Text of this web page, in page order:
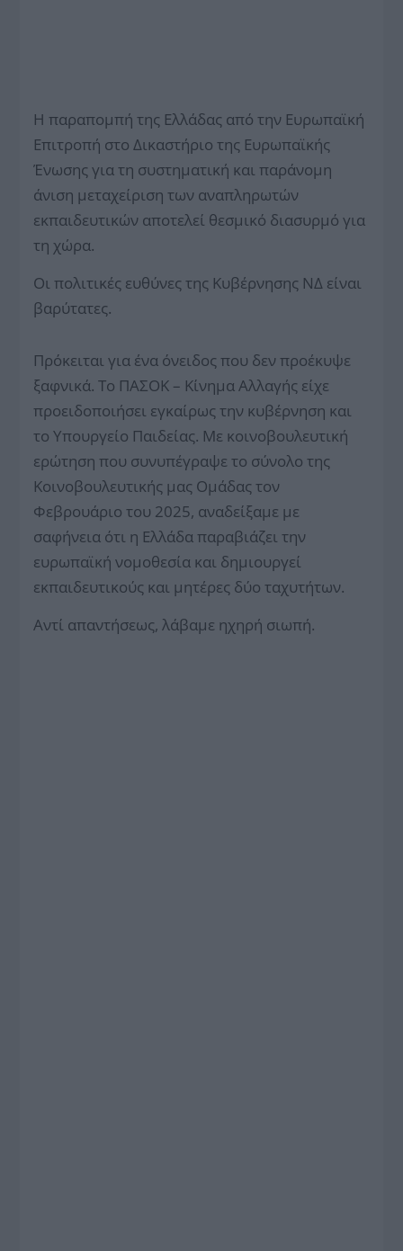
Η παραπομπή της Ελλάδας από την Ευρωπαϊκή
Επιτροπή στο Δικαστήριο της Ευρωπαϊκής
Ένωσης για τη συστηματική και παράνομη
άνιση μεταχείριση των αναπληρωτών
εκπαιδευτικών αποτελεί θεσμικό διασυρμό για
τη χώρα.
Οι πολιτικές ευθύνες της Κυβέρνησης ΝΔ είναι
βαρύτατες.
Πρόκειται για ένα όνειδος που δεν προέκυψε
ξαφνικά. Το ΠΑΣΟΚ – Κίνημα Αλλαγής είχε
προειδοποιήσει εγκαίρως την κυβέρνηση και
το Υπουργείο Παιδείας. Με κοινοβουλευτική
ερώτηση που συνυπέγραψε το σύνολο της
Κοινοβουλευτικής μας Ομάδας τον
Φεβρουάριο του 2025, αναδείξαμε με
σαφήνεια ότι η Ελλάδα παραβιάζει την
ευρωπαϊκή νομοθεσία και δημιουργεί
εκπαιδευτικούς και μητέρες δύο ταχυτήτων.
Αντί απαντήσεως, λάβαμε ηχηρή σιωπή.